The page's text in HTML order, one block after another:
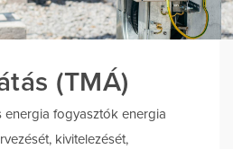
(TMÁ)
energia fogyasztók energia
kivitelezését,